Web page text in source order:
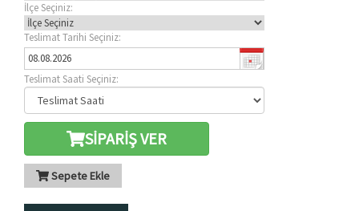
İlçe Seçiniz:
Teslimat Tarihi Seçiniz:
Teslimat Saati Seçiniz:
SİPARİŞ VER
Sepete Ekle